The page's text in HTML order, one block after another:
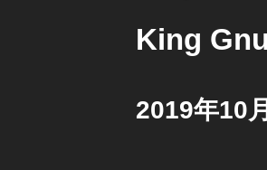
King
2019年10